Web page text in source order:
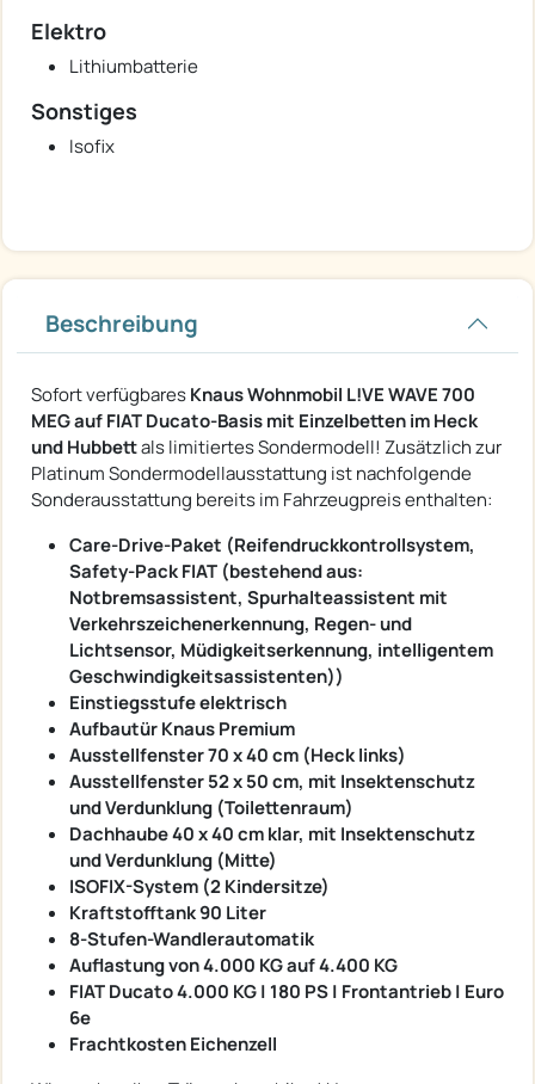
Elektro
Lithiumbatterie
Sonstiges
Isofix
Beschreibung
Sofort verfügbaresKnaus Wohnmobil L!VE WAVE 700
MEG auf FIAT Ducato-Basis mit Einzelbetten im Heck
und Hubbettals limitiertes Sondermodell! Zusätzlich zur
Platinum Sondermodellausstattung ist nachfolgende
Sonderausstattung bereits im Fahrzeugpreis enthalten:
Care-Drive-Paket (Reifendruckkontrollsystem,
Safety-Pack FIAT (bestehend aus:
Notbremsassistent, Spurhalteassistent mit
Verkehrszeichenerkennung, Regen- und
Lichtsensor, Müdigkeitserkennung, intelligentem
Geschwindigkeitsassistenten))
Einstiegsstufe elektrisch
Aufbautür Knaus Premium
Ausstellfenster 70 x 40 cm (Heck links)
Ausstellfenster 52 x 50 cm, mit Insektenschutz
und Verdunklung (Toilettenraum)
Dachhaube 40 x 40 cm klar, mit Insektenschutz
und Verdunklung (Mitte)
ISOFIX-System (2 Kindersitze)
Kraftstofftank 90 Liter
8-Stufen-Wandlerautomatik
Auflastung von 4.000 KG auf 4.400 KG
FIAT Ducato 4.000 KG | 180 PS | Frontantrieb | Euro
6e
Frachtkosten Eichenzell